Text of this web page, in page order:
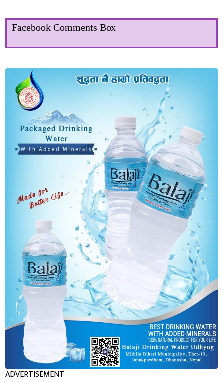
Facebook Comments Box
ADVERTISEMENT